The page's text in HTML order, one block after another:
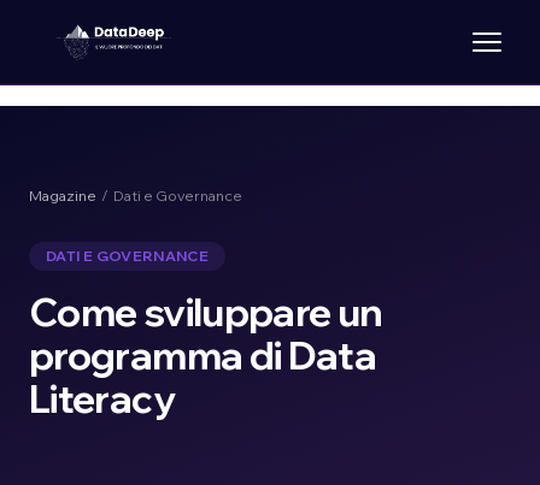
Magazine / Dati e Governance
DATI E GOVERNANCE
Come sviluppare un
programma di Data
Literacy